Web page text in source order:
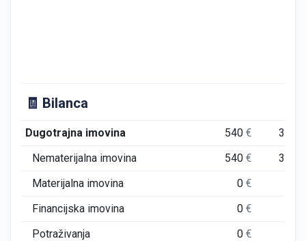
🧾 Bilanca
Dugotrajna imovina 540€ 335
Nematerijalna imovina
540€ 335
Materijalna imovina
0€
Financijska imovina
0€
Potraživanja
0€